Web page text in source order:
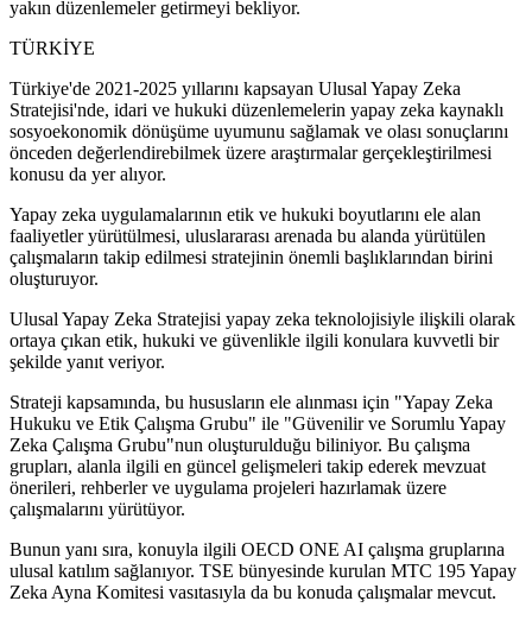
yakın düzenlemeler getirmeyi bekliyor.
TÜRKİYE
Türkiye'de 2021-2025 yıllarını kapsayan Ulusal Yapay Zeka
Stratejisi'nde, idari ve hukuki düzenlemelerin yapay zeka kaynaklı
sosyoekonomik dönüşüme uyumunu sağlamak ve olası sonuçlarını
önceden değerlendirebilmek üzere araştırmalar gerçekleştirilmesi
konusu da yer alıyor.
Yapay zeka uygulamalarının etik ve hukuki boyutlarını ele alan
faaliyetler yürütülmesi, uluslararası arenada bu alanda yürütülen
çalışmaların takip edilmesi stratejinin önemli başlıklarından birini
oluşturuyor.
Ulusal Yapay Zeka Stratejisi yapay zeka teknolojisiyle ilişkili olarak
ortaya çıkan etik, hukuki ve güvenlikle ilgili konulara kuvvetli bir
şekilde yanıt veriyor.
Strateji kapsamında, bu hususların ele alınması için "Yapay Zeka
Hukuku ve Etik Çalışma Grubu" ile "Güvenilir ve Sorumlu Yapay
Zeka Çalışma Grubu"nun oluşturulduğu biliniyor. Bu çalışma
grupları, alanla ilgili en güncel gelişmeleri takip ederek mevzuat
önerileri, rehberler ve uygulama projeleri hazırlamak üzere
çalışmalarını yürütüyor.
Bunun yanı sıra, konuyla ilgili OECD ONE AI çalışma gruplarına
ulusal katılım sağlanıyor. TSE bünyesinde kurulan MTC 195 Yapay
Zeka Ayna Komitesi vasıtasıyla da bu konuda çalışmalar mevcut.